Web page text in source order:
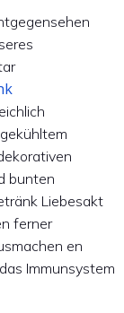
bunten
Liebesakt
ferner
en
Immunsystem